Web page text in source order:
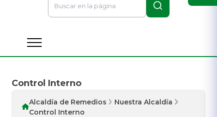
Control Interno
Alcaldía de Remedios
Nuestra Alcaldía
Control Interno